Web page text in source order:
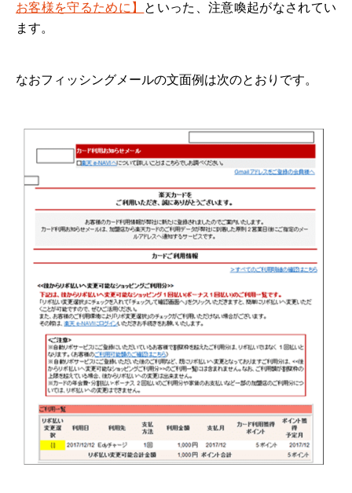
お客様を守るために】 といった、注意喚起がなされてい
ます。
なおフィッシングメールの文面例は次のとおりです。